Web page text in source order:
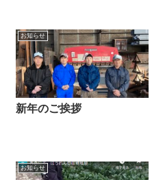
お知らせ
新年のご挨拶
お知らせ